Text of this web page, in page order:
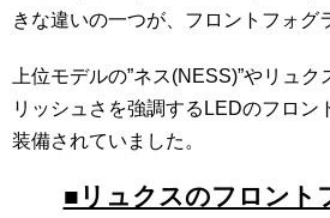
きな違いの一つが、フロントフォグ
上位モデルの”ネス(NESS)”やリュク
リッシュさを強調するLEDのフロン
装備されていました。
■リュクスのフロント